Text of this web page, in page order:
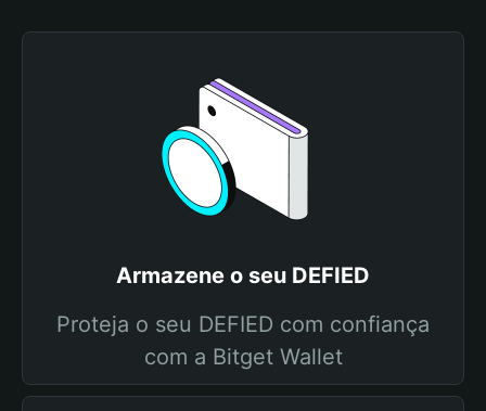
Armazene o seu DEFIED
Proteja o seu DEFIED com confiança
com a Bitget Wallet